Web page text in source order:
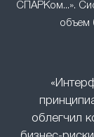
СПАРКом...».
объем
облегчил